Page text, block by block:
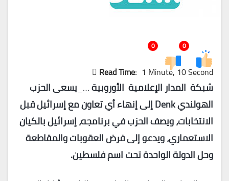
0
0
Read Time: 1 Minute, 10 Second
شبكة المدار الإعلامية الأوروبية…_ يسعى الحزب
الهولنديDenkإلى إنهاء أي تعاون مع إسرائيل قبل
الانتخابات، ويصف الحزب في برنامجه، إسرائيل بالكيان
الاستعماري، ويدعو إلى فرض العقوبات والمقاطعة
وحل الدولة الواحدة تحت اسم فلسطين.